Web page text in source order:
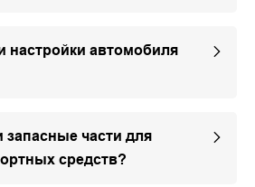
настройки автомобиля
части для
средств?